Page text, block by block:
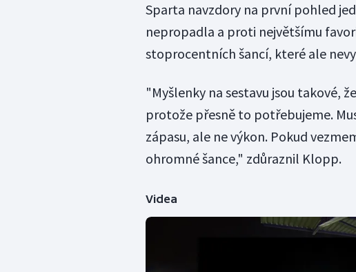
Sparta navzdory na první pohled
nepropadla a proti největšímu
stoprocentních šancí, které ale
"Myšlenky na sestavu jsou takové,
protože přesně to potřebujeme.
zápasu, ale ne výkon. Pokud
ohromné šance," zdůraznil Klopp.
Videa